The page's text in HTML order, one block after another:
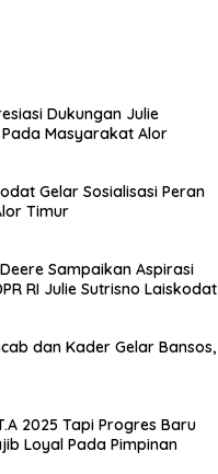
Dukungan Julie
Sutrisno Laiskodat Pada Masyarakat Alor
Gelar Sosialisasi Peran
Timur
Sampaikan Aspirasi
DPR RI Julie Sutrisno Laiskodat
2025 Tapi Progres Baru
Loyal Pada Pimpinan